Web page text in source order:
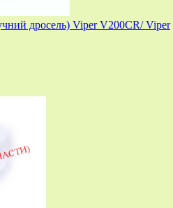
дросель) Viper V200CR/ Viper